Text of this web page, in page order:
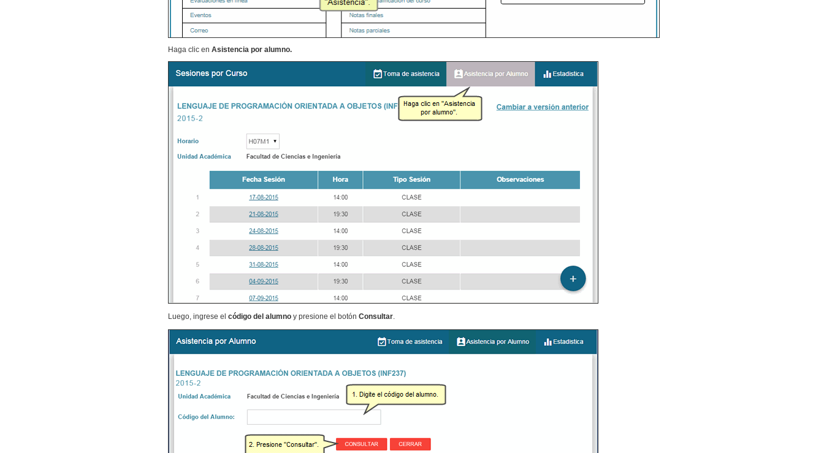
Haga clic en Asistencia por alumno.
Luego, ingrese el código del alumno y presione el botón Consultar.